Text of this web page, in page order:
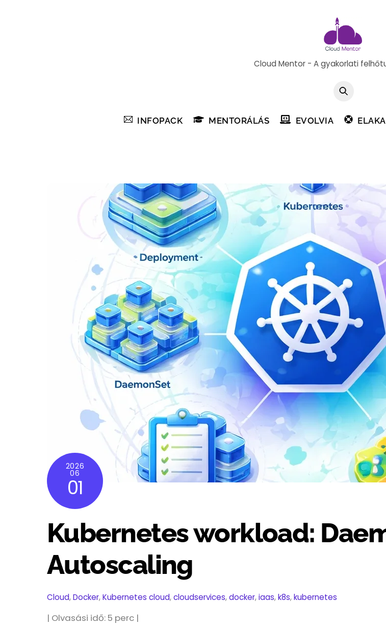
Cloud Mentor - A gyakorlati
INFOPACK MENTORÁLÁS EVOLVIA
2026
06
01
Kubernetes workload:
Autoscaling
Cloud,Docker,Kubernetes cloud,cloudservices,docker,iaas,k8s,kubernetes
| Olvasási idő: 5 perc |